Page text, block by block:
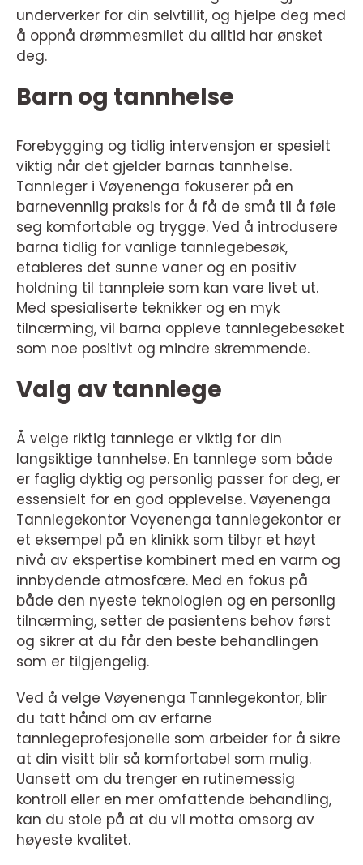
underverker for din selvtillit, og hjelpe deg med
å oppnå drømmesmilet du alltid har ønsket
deg.
Barn og tannhelse
Forebygging og tidlig intervensjon er spesielt
viktig når det gjelder barnas tannhelse.
Tannleger i Vøyenenga fokuserer på en
barnevennlig praksis for å få de små til å føle
seg komfortable og trygge. Ved å introdusere
barna tidlig for vanlige tannlegebesøk,
etableres det sunne vaner og en positiv
holdning til tannpleie som kan vare livet ut.
Med spesialiserte teknikker og en myk
tilnærming, vil barna oppleve tannlegebesøket
som noe positivt og mindre skremmende.
Valg av tannlege
Å velge riktig tannlege er viktig for din
langsiktige tannhelse. En tannlege som både
er faglig dyktig og personlig passer for deg, er
essensielt for en god opplevelse. Vøyenenga
Tannlegekontor Voyenenga tannlegekontor er
et eksempel på en klinikk som tilbyr et høyt
nivå av ekspertise kombinert med en varm og
innbydende atmosfære. Med en fokus på
både den nyeste teknologien og en personlig
tilnærming, setter de pasientens behov først
og sikrer at du får den beste behandlingen
som er tilgjengelig.
Ved å velge Vøyenenga Tannlegekontor, blir
du tatt hånd om av erfarne
tannlegeprofesjonelle som arbeider for å sikre
at din visitt blir så komfortabel som mulig.
Uansett om du trenger en rutinemessig
kontroll eller en mer omfattende behandling,
kan du stole på at du vil motta omsorg av
høyeste kvalitet.